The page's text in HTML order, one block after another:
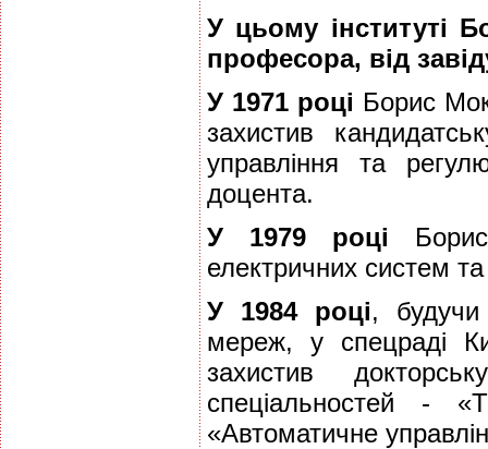
У цьому інституті
професора, від
У 1971 році Борис
захистив
управління та
доцента.
У 1979 році
електричних систем та
У 1984 році, будучи
мереж, у спецраді
захистив
спеціальностей -
«Автоматичне